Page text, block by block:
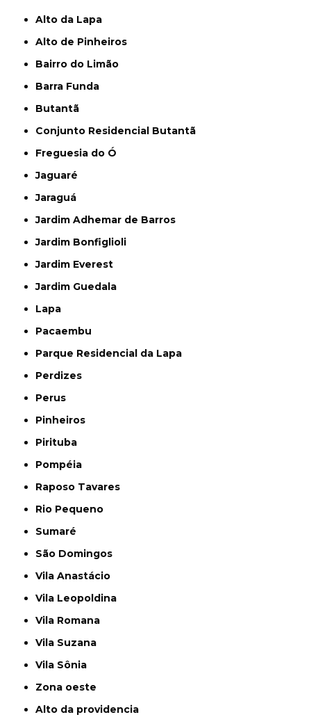
Alto da Lapa
Alto de Pinheiros
Bairro do Limão
Barra Funda
Butantã
Conjunto Residencial Butantã
Freguesia do Ó
Jaguaré
Jaraguá
Jardim Adhemar de Barros
Jardim Bonfiglioli
Jardim Everest
Jardim Guedala
Lapa
Pacaembu
Parque Residencial da Lapa
Perdizes
Perus
Pinheiros
Pirituba
Pompéia
Raposo Tavares
Rio Pequeno
Sumaré
São Domingos
Vila Anastácio
Vila Leopoldina
Vila Romana
Vila Suzana
Vila Sônia
Zona oeste
alto da providencia